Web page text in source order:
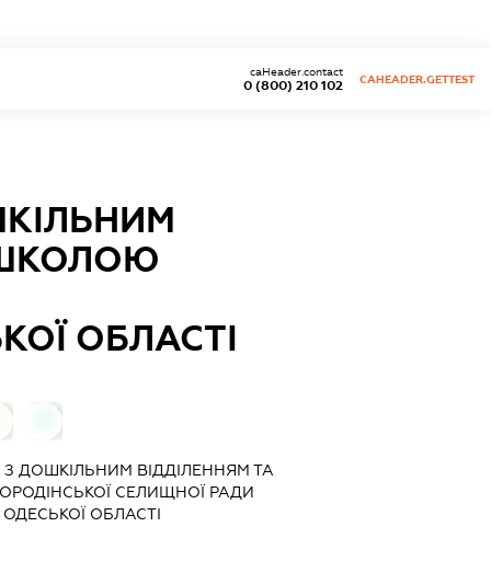
0 (800) 210 102
caHeader.contact
CAHEADER.GETTEST
ОБЛАСТІ
З ДОШКІЛЬНИМ ВІДДІЛЕННЯМ ТА
СЕЛИЩНОЇ РАДИ
ОБЛАСТІ